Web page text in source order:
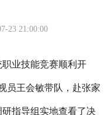
23 21:00:00
业技能竞赛顺利开
员王会敏带队，赴张家
指导组实地查看了决